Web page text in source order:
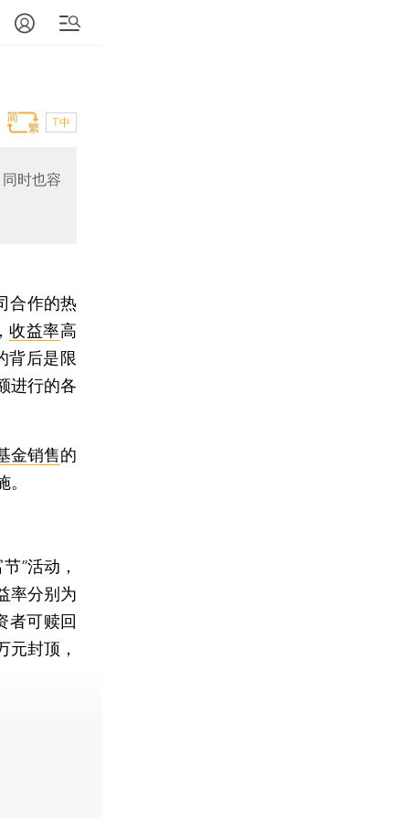
T中
时也容
合作的热
收益率高
背后是限
进行的各
金销售的
”活动，
率分别为
者可赎回
元封顶，